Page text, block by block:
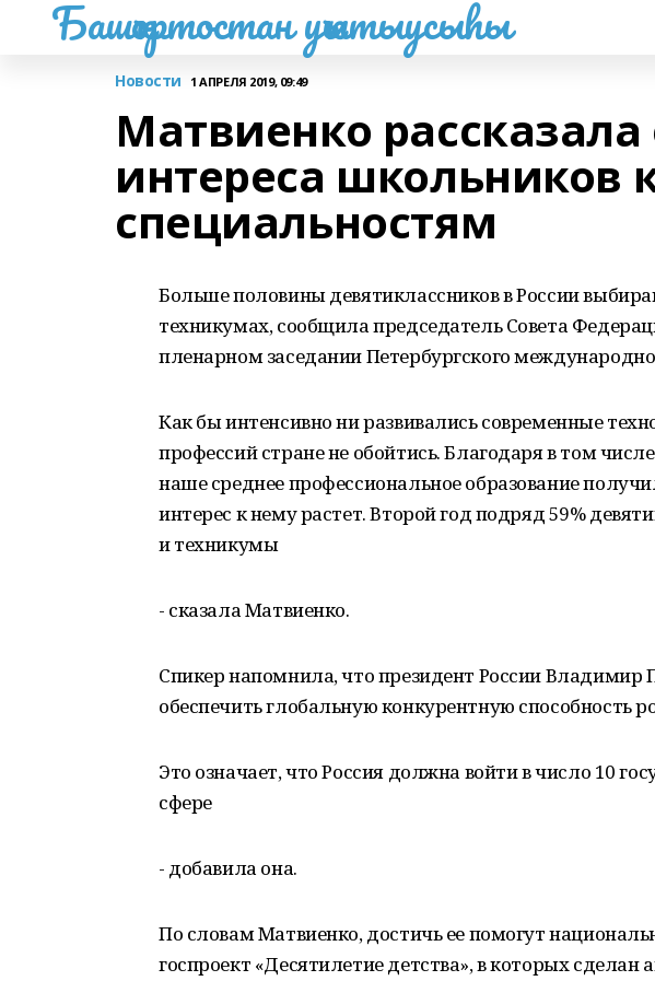
Башҡортостан уҡытыусыһы
Новости 1 АПРЕЛЯ 2019, 09:49
Матвиенко рассказала
интереса школьников
специальностям
Больше половины девятиклассников в России
техникумах, сообщила председатель Совета
пленарном заседании Петербургского
Как бы интенсивно ни развивались современные
профессий стране не обойтись. Благодаря в том
наше среднее профессиональное образование
интерес к нему растет. Второй год подряд 59%
и техникумы
- сказала Матвиенко.
Спикер напомнила, что президент России Владимир
обеспечить глобальную конкурентную способность
Это означает, что Россия должна войти в число 10
сфере
- добавила она.
По словам Матвиенко, достичь ее помогут
госпроект «Десятилетие детства», в которых сделан